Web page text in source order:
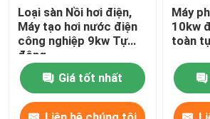
Loại sàn Nồi hơi điện,
Máy tạo hơi nước điện
công nghiệp 9kw Tự
động
Giá tốt nhất
Máy
10kw
toàn